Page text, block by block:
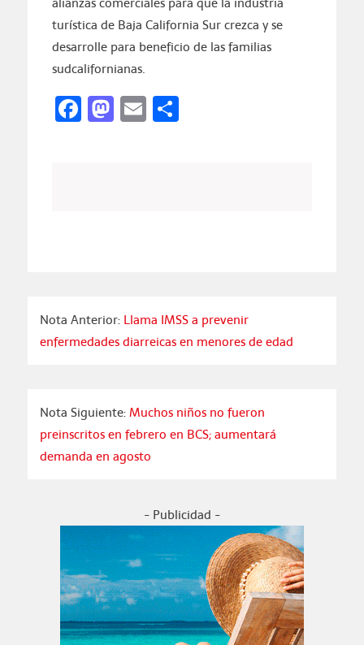
turística de Baja California Sur crezca y se
desarrolle para beneficio de las familias
sudcalifornianas.
Facebook
Mastodon
EmailCompartir
Nota Anterior:Llama IMSS a prevenir
enfermedades diarreicas en menores de edad
Nota Siguiente:Muchos niños no fueron
preinscritos en febrero en BCS; aumentará
demanda en agosto
- Publicidad -